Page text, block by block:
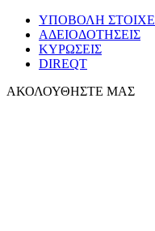
ΥΠΟΒΟΛΗ
ΑΔΕΙΟΔΟΤΗΣΕΙΣ
ΚΥΡΩΣΕΙΣ
DIREQT
ΑΚΟΛΟΥΘΗΣΤΕ ΜΑΣ